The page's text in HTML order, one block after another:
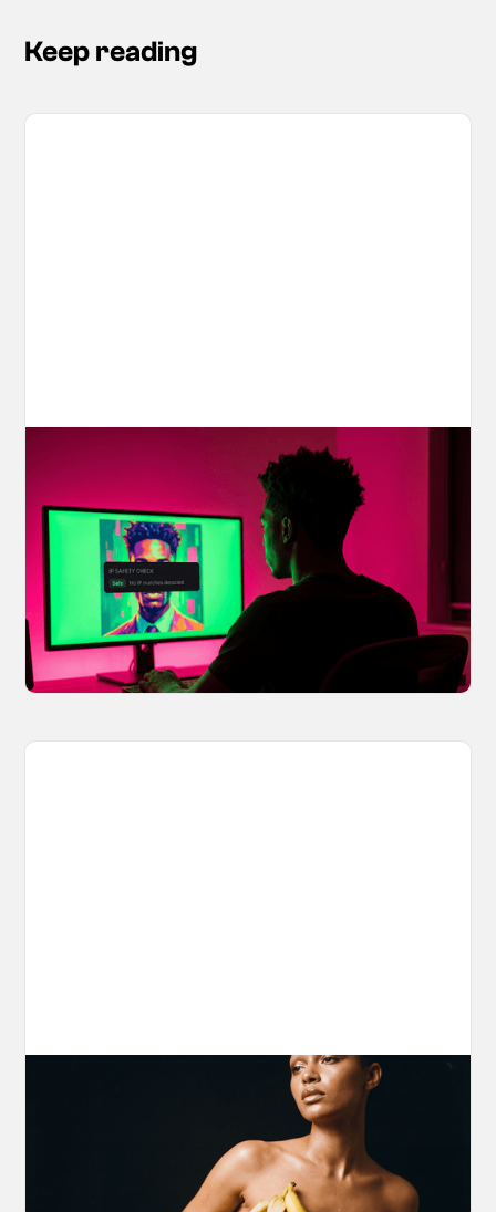
Keep reading
Your AI Creations, Protected: How
OpenArt's IP Safety Check Keeps
Creators Safe
You made something you love, but is it safe to
share? OpenArt's IP Safety Check, powered
by CopySight, lets you scan your creations for
potential IP issues before they leave your
hands.
April 2, 2026
The Nano Banana 2 Handbook
Brian from Litany of Ignition gives a hands-on
breakdown of what Gemini 2.0 Flash Image
can actually do, with the prompts to prove it.